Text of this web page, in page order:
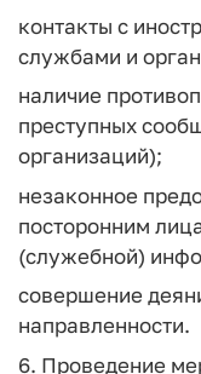
контакты с
службами и
наличие
преступных
организаций);
незаконное
посторонним
(служебной)
совершение
направленности.
6. Проведение